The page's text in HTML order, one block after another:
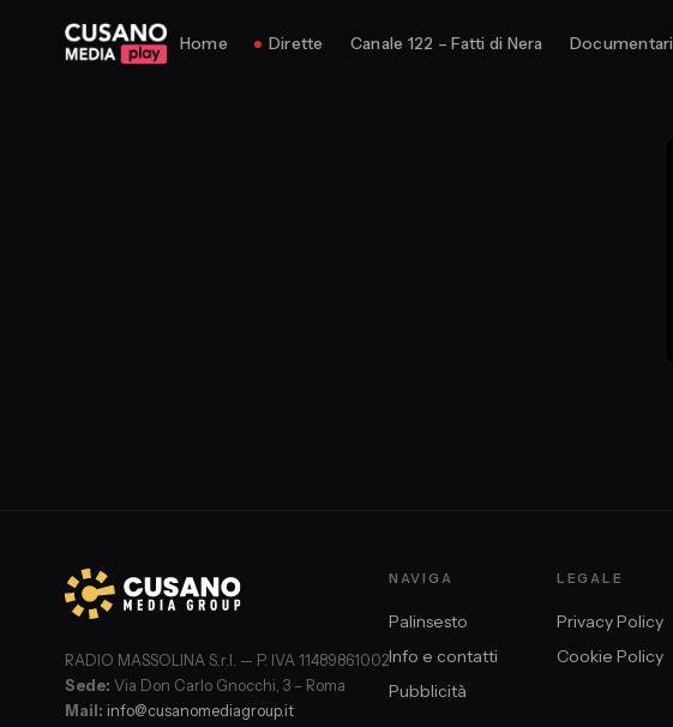
Home Dirette Canale 122 – Fatti di Nera Documentari
RADIO MASSOLINA S.r.l. — P. IVA 11489861002
Sede: Via Don Carlo Gnocchi, 3 – Roma
Mail: info@cusanomediagroup.it
NAVIGA
Palinsesto
Info e contatti
Pubblicità
LEGALE
Privacy Policy
Cookie Policy